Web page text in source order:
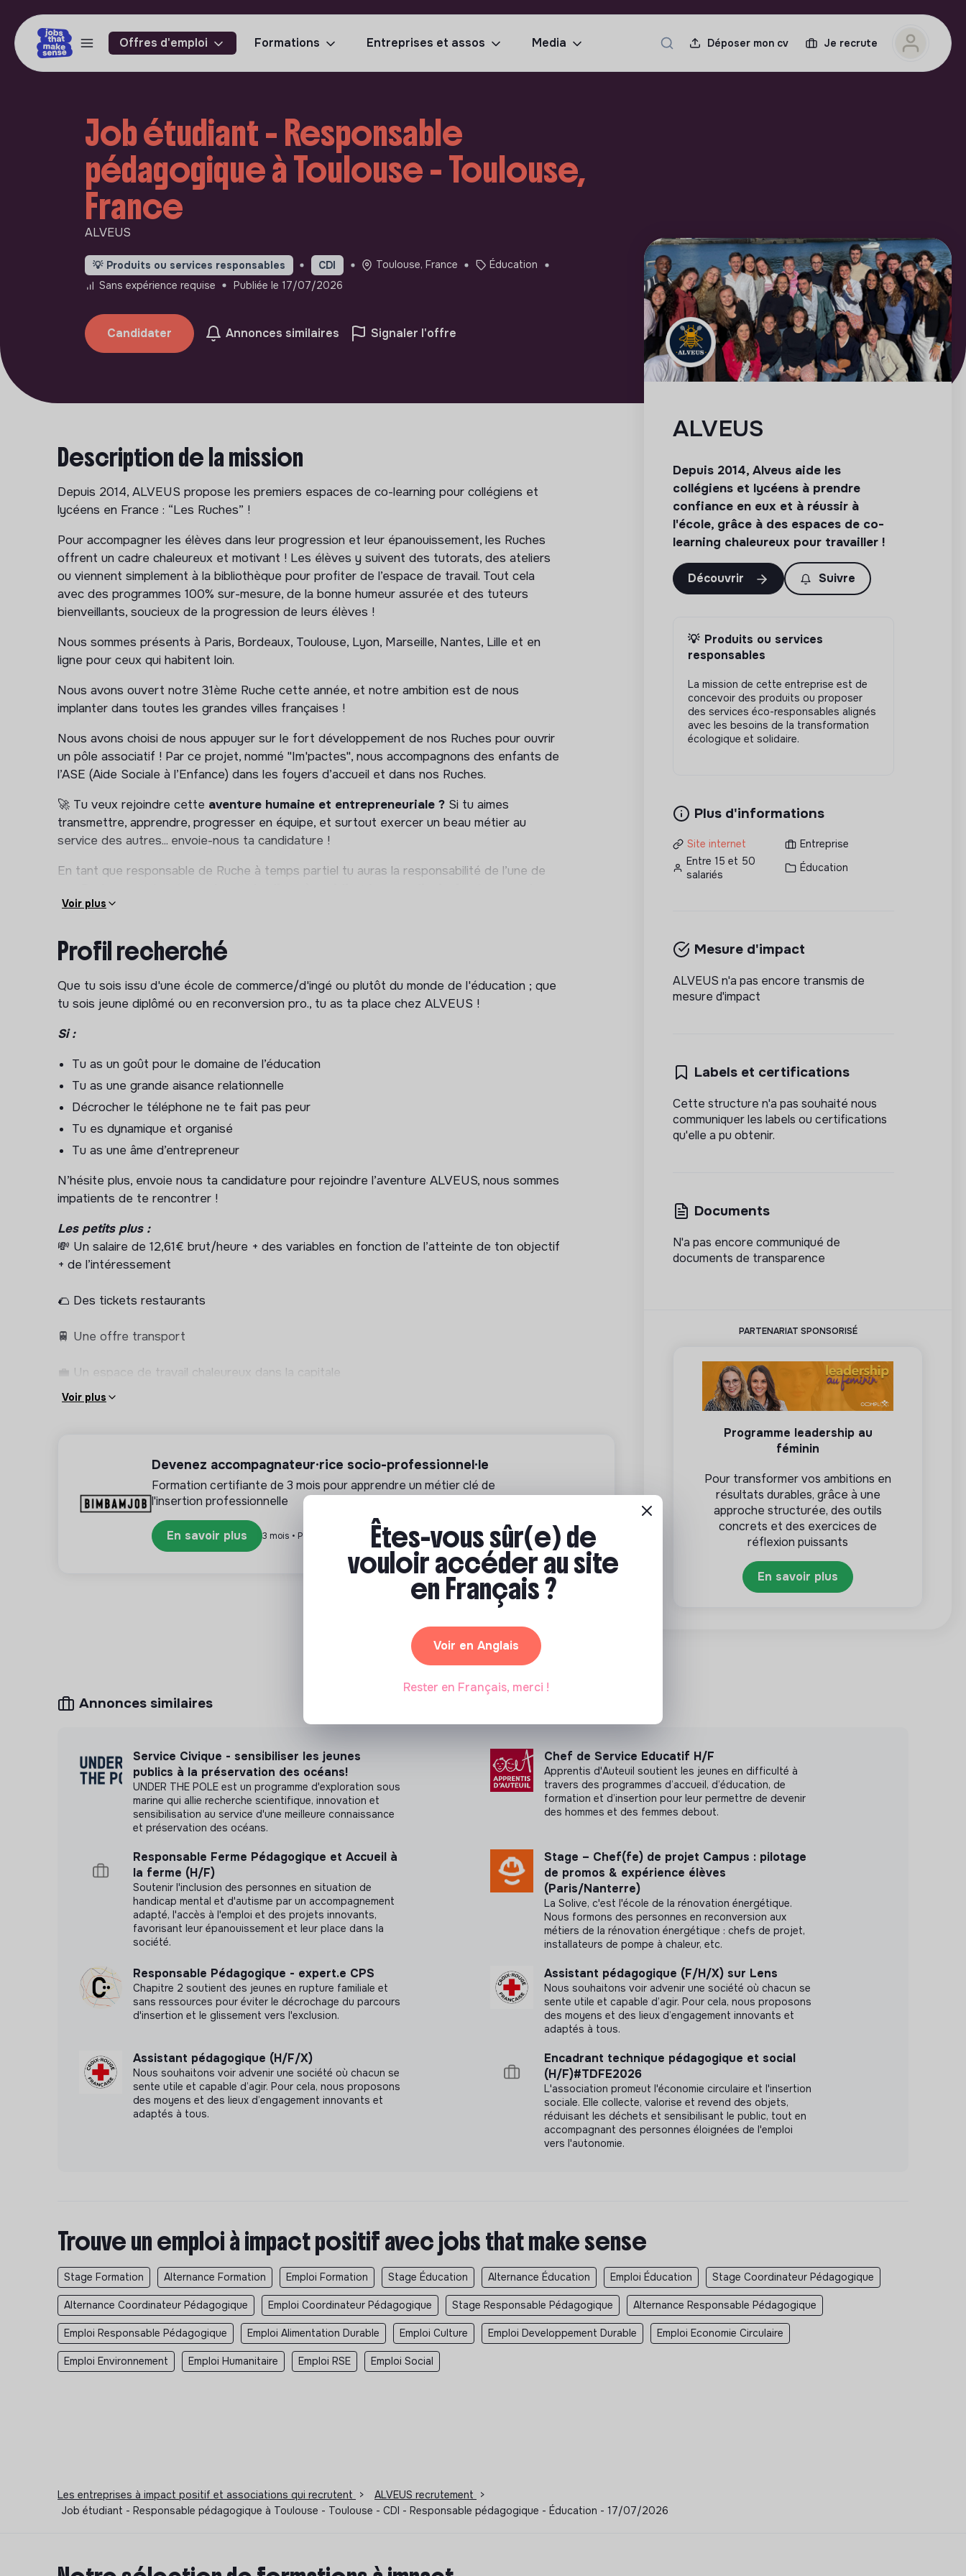
Offres d'emploi Formations Entreprises et assos Media Déposer mon cv Je recrute
Job étudiant - Responsable
pédagogique à Toulouse - Toulouse,
France
ALVEUS
💡 Produits ou services responsables CDI Toulouse, France
Éducation
Sans expérience requise
Publiée le 17/07/2026
Candidater Annonces similaires Signaler l'offre
Description de la mission
Depuis 2014, ALVEUS propose les premiers espaces de co-learning pour collégiens et
lycéens en France : “Les Ruches” !
Pour accompagner les élèves dans leur progression et leur épanouissement, les Ruches
offrent un cadre chaleureux et motivant ! Les élèves y suivent des tutorats, des ateliers
ou viennent simplement à la bibliothèque pour profiter de l’espace de travail. Tout cela
avec des programmes 100% sur-mesure, de la bonne humeur assurée et des tuteurs
bienveillants, soucieux de la progression de leurs élèves !
Nous sommes présents à Paris, Bordeaux, Toulouse, Lyon, Marseille, Nantes, Lille et en
ligne pour ceux qui habitent loin.
Nous avons ouvert notre 31ème Ruche cette année, et notre ambition est de nous
implanter dans toutes les grandes villes françaises !
Nous avons choisi de nous appuyer sur le fort développement de nos Ruches pour ouvrir
un pôle associatif ! Par ce projet, nommé "Im'pactes", nous accompagnons des enfants de
l’ASE (Aide Sociale à l’Enfance) dans les foyers d’accueil et dans nos Ruches.
🚀 Tu veux rejoindre cette aventure humaine et entrepreneuriale ? Si tu aimes
transmettre, apprendre, progresser en équipe, et surtout exercer un beau métier au
service des autres... envoie-nous ta candidature !
En tant que responsable de Ruche à temps partiel tu auras la responsabilité de l’une de
matinées en semaine selon tes disponibilités
Tu assureras :
La croissance du chiffre d’affaires et la gestion de la relation commerciale
La coordination et l'accompagnement de nos tuteurs prestataires
Voir plus
Profil recherché
Que tu sois issu d'une école de commerce/d'ingé ou plutôt du monde de l'éducation ; que
tu sois jeune diplômé ou en reconversion pro., tu as ta place chez ALVEUS !
Si :
Tu as un goût pour le domaine de l’éducation
Tu as une grande aisance relationnelle
Décrocher le téléphone ne te fait pas peur
Tu es dynamique et organisé
Tu as une âme d’entrepreneur
N’hésite plus, envoie nous ta candidature pour rejoindre l’aventure ALVEUS, nous sommes
impatients de te rencontrer !
Les petits plus :
💸 Un salaire de 12,61€ brut/heure + des variables en fonction de l’atteinte de ton objectif
+ de l’intéressement
🌮 Des tickets restaurants
🚆 Une offre transport
💼 Un espace de travail chaleureux dans la capitale
✋ Une équipe jeune et dynamique
Voir plus
Partenariat sponsorisé
Devenez accompagnateur·rice socio-professionnel·le
Formation certifiante de 3 mois pour apprendre un métier clé de
l'insertion professionnelle
En savoir plus 3 mois • Paris ou Lyon • CPF, France Travail, OPCO
ALVEUS
Depuis 2014, Alveus aide les
collégiens et lycéens à prendre
confiance en eux et à réussir à
l'école, grâce à des espaces de co-
learning chaleureux pour travailler !
Découvrir Suivre
💡 Produits ou services
responsables
La mission de cette entreprise est de
concevoir des produits ou proposer
des services éco-responsables alignés
avec les besoins de la transformation
écologique et solidaire.
Plus d'informations
Site internet
Entreprise
Entre 15 et 50
salariés
Éducation
Mesure d'impact
ALVEUS n'a pas encore transmis de
mesure d'impact
Labels et certifications
Cette structure n'a pas souhaité nous
communiquer les labels ou certifications
qu'elle a pu obtenir.
Documents
N'a pas encore communiqué de
documents de transparence
PARTENARIAT SPONSORISÉ
Programme leadership au
féminin
Pour transformer vos ambitions en
résultats durables, grâce à une
approche structurée, des outils
concrets et des exercices de
réflexion puissants
En savoir plus
Annonces similaires
Service Civique - sensibiliser les jeunes
publics à la préservation des océans!
UNDER THE POLE est un programme d'exploration sous
marine qui allie recherche scientifique, innovation et
sensibilisation au service d'une meilleure connaissance
et préservation des océans.
Chef de Service Educatif H/F
Apprentis d'Auteuil soutient les jeunes en difficulté à
travers des programmes d’accueil, d’éducation, de
formation et d’insertion pour leur permettre de devenir
des hommes et des femmes debout.
Responsable Ferme Pédagogique et Accueil à
la ferme (H/F)
Soutenir l'inclusion des personnes en situation de
handicap mental et d'autisme par un accompagnement
adapté, l'accès à l'emploi et des projets innovants,
favorisant leur épanouissement et leur place dans la
société.
Stage – Chef(fe) de projet Campus : pilotage
de promos & expérience élèves
(Paris/Nanterre)
La Solive, c'est l'école de la rénovation énergétique.
Nous formons des personnes en reconversion aux
métiers de la rénovation énergétique : chefs de projet,
installateurs de pompe à chaleur, etc.
Responsable Pédagogique - expert.e CPS
Chapitre 2 soutient des jeunes en rupture familiale et
sans ressources pour éviter le décrochage du parcours
d'insertion et le glissement vers l'exclusion.
Assistant pédagogique (F/H/X) sur Lens
Nous souhaitons voir advenir une société où chacun se
sente utile et capable d’agir. Pour cela, nous proposons
des moyens et des lieux d’engagement innovants et
adaptés à tous.
Assistant pédagogique (H/F/X)
Nous souhaitons voir advenir une société où chacun se
sente utile et capable d’agir. Pour cela, nous proposons
des moyens et des lieux d’engagement innovants et
adaptés à tous.
Encadrant technique pédagogique et social
(H/F)#TDFE2026
L'association promeut l'économie circulaire et l'insertion
sociale. Elle collecte, valorise et revend des objets,
réduisant les déchets et sensibilisant le public, tout en
accompagnant des personnes éloignées de l'emploi
vers l'autonomie.
Trouve un emploi à impact positif avec jobs that make sense
Stage Formation Alternance Formation Emploi Formation Stage Éducation Alternance Éducation Emploi Éducation Stage Coordinateur Pédagogique
Alternance Coordinateur Pédagogique Emploi Coordinateur Pédagogique Stage Responsable Pédagogique Alternance Responsable Pédagogique
Emploi Responsable Pédagogique Emploi Alimentation Durable Emploi Culture Emploi Developpement Durable Emploi Economie Circulaire
Emploi Environnement Emploi Humanitaire Emploi RSE Emploi Social
Les entreprises à impact positif et associations qui recrutent > ALVEUS recrutement
>
Job étudiant - Responsable pédagogique à Toulouse - Toulouse - CDI - Responsable pédagogique - Éducation - 17/07/2026
Êtes-vous sûr(e) de
vouloir accéder au site
en Français ?
Voir en Anglais
Rester en Français, merci !